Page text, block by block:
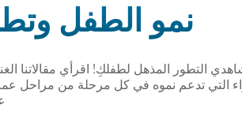
نمو الطفل
التطور المذهل لطفلكِ! اقرأي مقالاتنا
التي تدعم نموه في كل مرحلة من مراحل